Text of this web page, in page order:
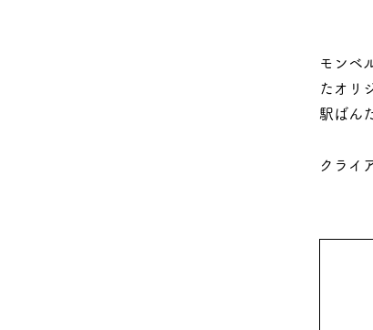
モンベ
たオリ
駅ばん
クライ